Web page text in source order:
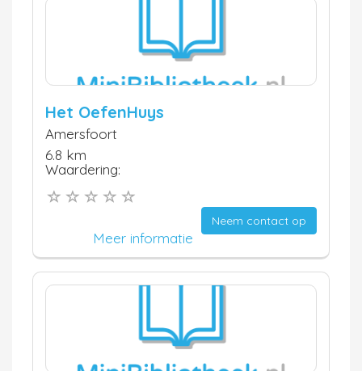
Het OefenHuys
Amersfoort
6.8 km
Waardering:
Neem contact op
Meer informatie